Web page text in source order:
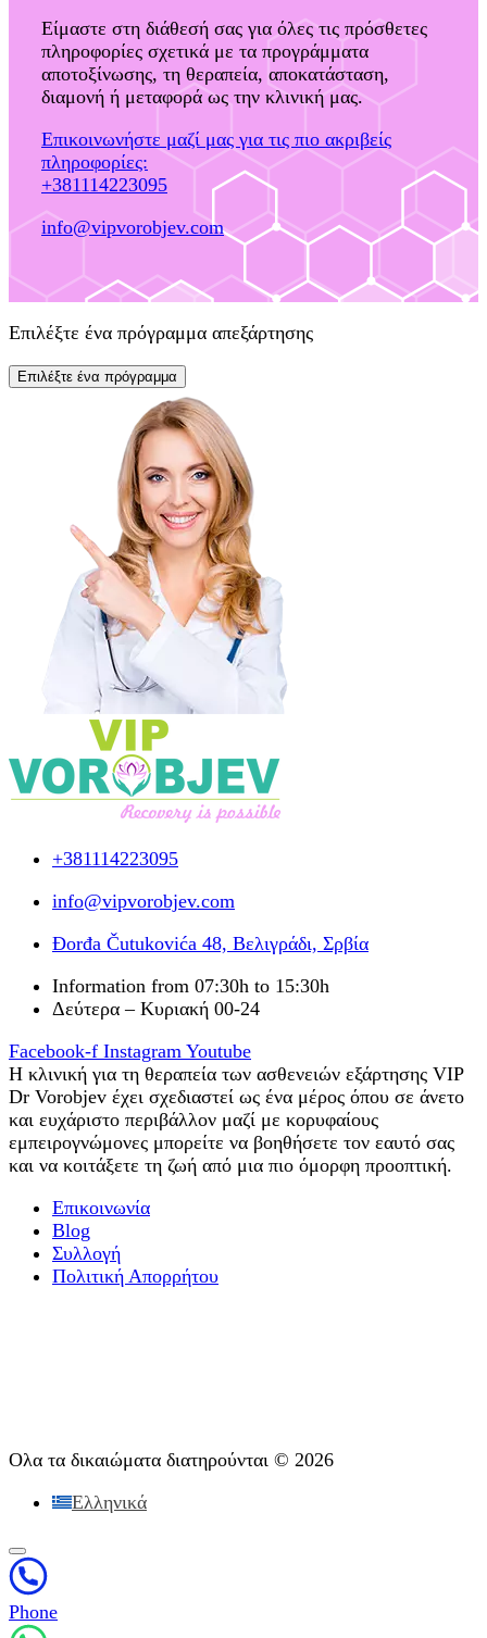
Είμαστε στη διάθεσή σας για όλες τις πρόσθετες
πληροφορίες σχετικά με τα προγράμματα
αποτοξίνωσης, τη θεραπεία, αποκατάσταση,
διαμονή ή μεταφορά ως την κλινική μας.
Επικοινωνήστε μαζί μας για τις πιο ακριβείς
πληροφορίες:
+381114223095
info@vipvorobjev.com
Επιλέξτε ένα πρόγραμμα απεξάρτησης
Επιλέξτε ένα πρόγραμμα
+381114223095
info@vipvorobjev.com
Đorđa Čutukovića 48, Βελιγράδι, Σρβία
Information from 07:30h to 15:30h
Δεύτερα – Κυριακή 00-24
Facebook-f Instagram Youtube
Η κλινική για τη θεραπεία των ασθενειών εξάρτησης VIP
Dr Vorobjev έχει σχεδιαστεί ως ένα μέρος όπου σε άνετο
και ευχάριστο περιβάλλον μαζί με κορυφαίους
εμπειρογνώμονες μπορείτε να βοηθήσετε τον εαυτό σας
και να κοιτάξετε τη ζωή από μια πιο όμορφη προοπτική.
Επικοινωνία
Blog
Συλλογή
Πολιτική Απορρήτου
Ολα τα δικαιώματα διατηρούνται © 2026
Ελληνικά
Phone